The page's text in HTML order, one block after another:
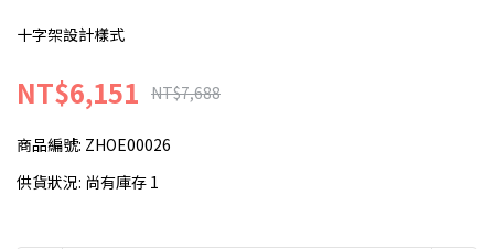
十字架設計樣式
NT$6,151 NT$7,688
商品編號: ZHOE00026
供貨狀況: 尚有庫存 1